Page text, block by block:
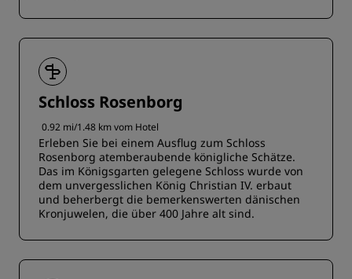
Schloss Rosenborg
0.92 mi/1.48 km vom Hotel
Erleben Sie bei einem Ausflug zum Schloss
Rosenborg atemberaubende königliche Schätze.
Das im Königsgarten gelegene Schloss wurde von
dem unvergesslichen König Christian IV. erbaut
und beherbergt die bemerkenswerten dänischen
Kronjuwelen, die über 400 Jahre alt sind.